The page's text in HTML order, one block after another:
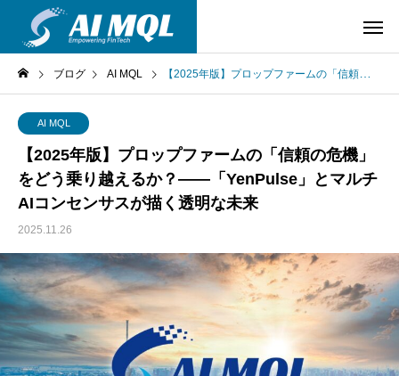
ブログ AI MQL 【2025年版】プロップファームの「信頼の危機」をどう乗り越えるか？――「YenPulse」とマルチAIコンセンサスが描く透明な未来
AI MQL
【2025年版】プロップファームの「信頼の危機」
をどう乗り越えるか？――「YenPulse」とマルチ
AIコンセンサスが描く透明な未来
2025.11.26